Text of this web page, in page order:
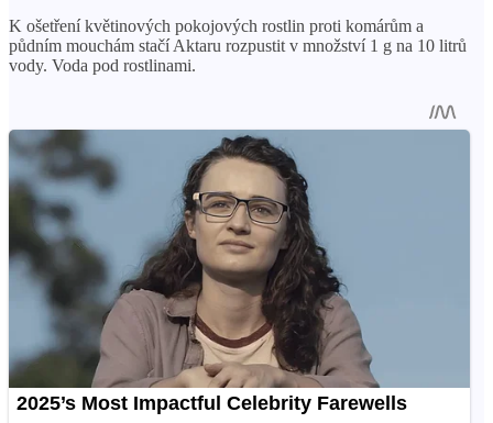
K ošetření květinových pokojových rostlin proti komárům a
půdním mouchám stačí Aktaru rozpustit v množství 1 g na 10 litrů
vody. Voda pod rostlinami.